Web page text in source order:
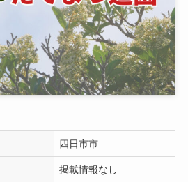
四日市市
掲載情報なし